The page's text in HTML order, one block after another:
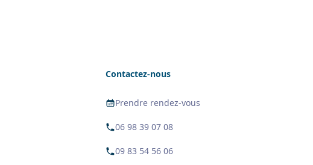
Contactez-nous
Prendre rendez-vous
06 98 39 07 08
09 83 54 56 06